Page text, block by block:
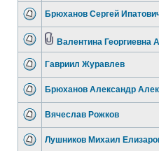
Брюханов Сергей
Валентина Георгиевна
Гавриил Журавлев
Брюханов Александр
Вячеслав Рожков
Лушников Михаил